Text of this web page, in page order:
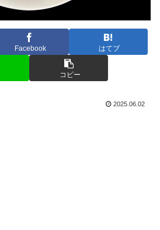
Facebook はてブ
コピー
2025.06.02